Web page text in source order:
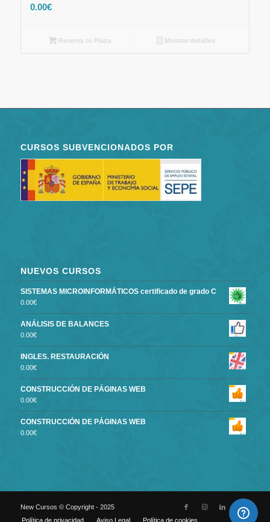
0.00€
Reserva tu Plaza Mostrar detalles
CURSOS SUBVENCIONADOS POR
NUEVOS CURSOS
SISTEMAS MICROINFORMÁTICOS certificado de grado C
0.00€
ANÁLISIS DE BALANCES
0.00€
INGLES. RESTAURACIÓN
0.00€
CONSTRUCCIÓN DE PÁGINAS WEB
0.00€
CONSTRUCCIÓN DE PÁGINAS WEB
0.00€
New Cursos © Copyright - 2025
Política de privacidad
Aviso Legal Política de cookies